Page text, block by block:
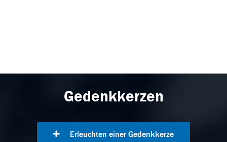
Gedenkkerzen
Erleuchten einer Gedenkkerze